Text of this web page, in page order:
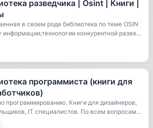
разведчика | Osint | Книги |
в своем роде библиотека по теме OSIN
информации,технологии конкурентной разве...
программиста (книги для
программированию. Книги для дизайнеров,
IT специалистов. По всем вопросам...